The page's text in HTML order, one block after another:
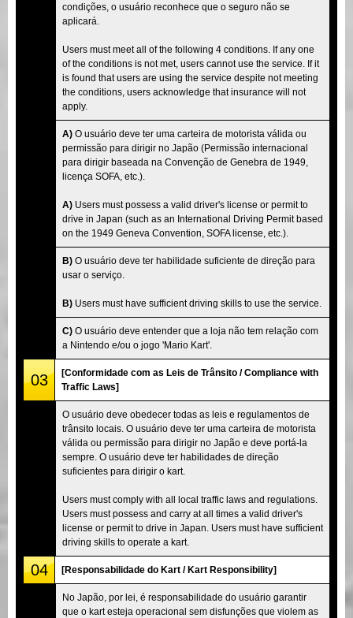
condições, o usuário reconhece que o seguro não se
aplicará.
Users must meet all of the following 4 conditions. If any one
of the conditions is not met, users cannot use the service. If it
is found that users are using the service despite not meeting
the conditions, users acknowledge that insurance will not
apply.
A) O usuário deve ter uma carteira de motorista válida ou
permissão para dirigir no Japão (Permissão internacional
para dirigir baseada na Convenção de Genebra de 1949,
licença SOFA, etc.).
A) Users must possess a valid driver's license or permit to
drive in Japan (such as an International Driving Permit based
on the 1949 Geneva Convention, SOFA license, etc.).
B) O usuário deve ter habilidade suficiente de direção para
usar o serviço.
B) Users must have sufficient driving skills to use the service.
C) O usuário deve entender que a loja não tem relação com
a Nintendo e/ou o jogo 'Mario Kart'.
03
[Conformidade com as Leis de Trânsito / Compliance with
Traffic Laws]
O usuário deve obedecer todas as leis e regulamentos de
trânsito locais. O usuário deve ter uma carteira de motorista
válida ou permissão para dirigir no Japão e deve portá-la
sempre. O usuário deve ter habilidades de direção
suficientes para dirigir o kart.
Users must comply with all local traffic laws and regulations.
Users must possess and carry at all times a valid driver's
license or permit to drive in Japan. Users must have sufficient
driving skills to operate a kart.
04 [Responsabilidade do Kart / Kart Responsibility]
No Japão, por lei, é responsabilidade do usuário garantir
que o kart esteja operacional sem disfunções que violem as